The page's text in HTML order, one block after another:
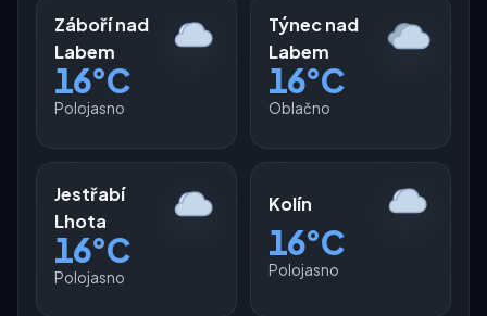
Záboří nad
Labem
16°C
Polojasno
Týnec nad
Labem
16°C
Oblačno
Jestřabí
Lhota
16°C
Polojasno
Kolín
16°C
Polojasno